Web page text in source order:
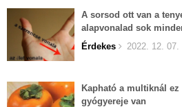
A sorsod ott van a
alapvonalad sok
Érdekes
2022. 12. 07.
Kapható a multiknál
gyógyereje van